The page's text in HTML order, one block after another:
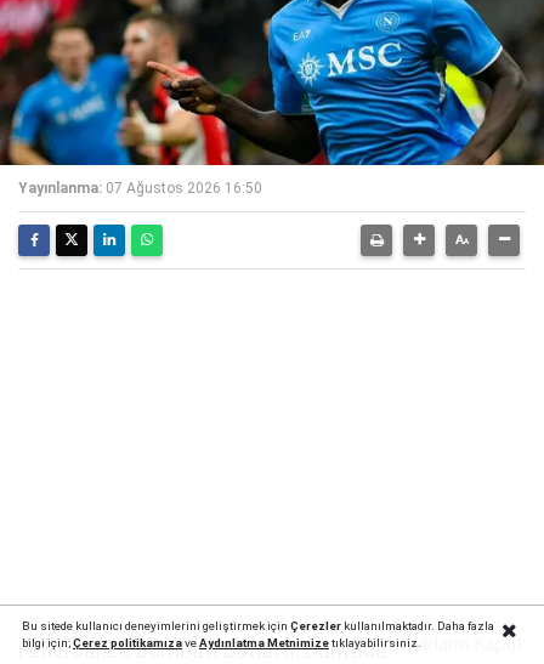
Yayınlanma: 07 Ağustos 2026 16:50
Fenerbahçe bombayı patlattı: Dünyaca ünlü futbolcu
Bu sitede kullanıcı deneyimlerini geliştirmek için Çerezlerkullanılmaktadır. Daha fazla
bilgi için;Çerez politikamızaveAydınlatma Metnimizetıklayabilirsiniz.Reklamı Kapat